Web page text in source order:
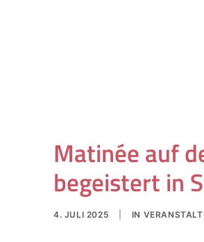
Matinée auf
begeistert in
4. JULI 2025 IN